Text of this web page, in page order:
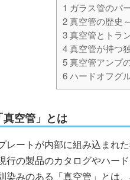
1 ガラス管のパ
2真空管の歴史
3真空管とトラ
4真空管が持つ
5真空管アンプ
6ハードオフグ
空管」とは
レートが内部に組み込まれ
行の製品のカタログやハー
染みのある「真空管」とは